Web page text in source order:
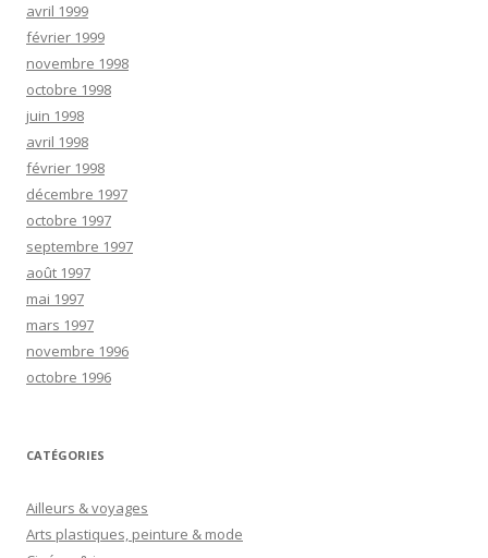
avril 1999
février 1999
novembre 1998
octobre 1998
juin 1998
avril 1998
février 1998
décembre 1997
octobre 1997
septembre 1997
août 1997
mai 1997
mars 1997
novembre 1996
octobre 1996
CATÉGORIES
Ailleurs & voyages
Arts plastiques, peinture & mode